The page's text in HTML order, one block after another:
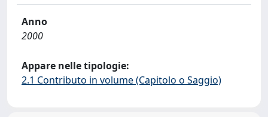
Anno
2000
Appare nelle tipologie:
2.1 Contributo in volume (Capitolo o Saggio)